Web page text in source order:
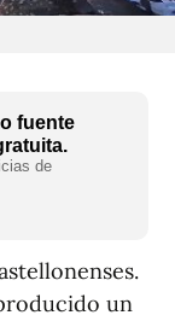
fuente
de
un